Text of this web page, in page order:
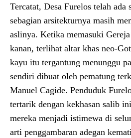
Tercatat, Desa Furelos telah ada
sebagian arsitekturnya masih
aslinya. Ketika memasuki
kanan, terlihat altar khas neo-
kayu itu tergantung menunggu
sendiri dibuat oleh pematung
Manuel Cagide. Penduduk
tertarik dengan kekhasan salib
mereka menjadi istimewa di
arti penggambaran adegan